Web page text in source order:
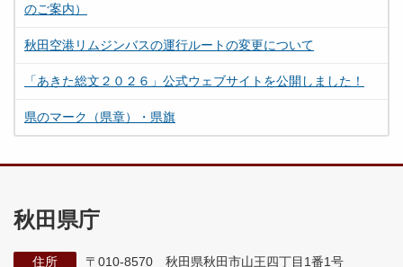
のご案内）
秋田空港リムジンバスの運行ルートの変更について
「あきた総文２０２６」公式ウェブサイトを公開しました！
県のマーク（県章）・県旗
秋田県庁
住所
〒010-8570 秋田県秋田市山王四丁目1番1号